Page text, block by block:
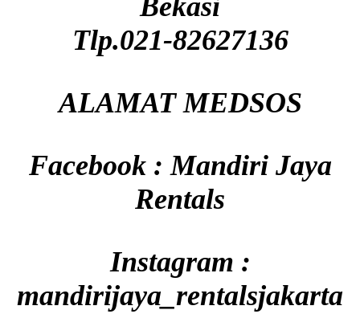
Tlp.021-82627136
ALAMAT MEDSOS
Facebook : Mandiri Jaya
Rentals
Instagram :
mandirijaya_rentalsjakarta